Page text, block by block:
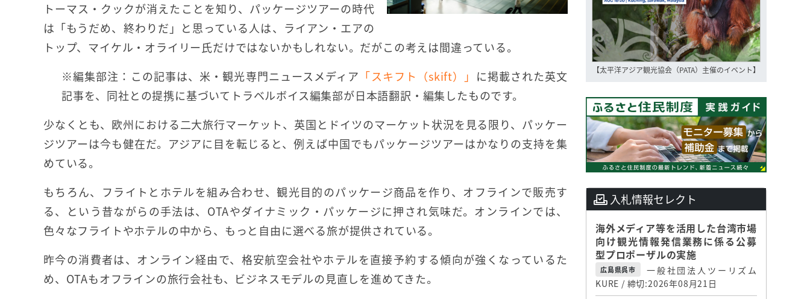
トーマス・クックが消えたことを知り、パッケージツアーの時代
は「もうだめ、終わりだ」と思っている人は、ライアン・エアの
トップ、マイケル・オライリー氏だけではないかもしれない。だがこの考えは間違っている。
※編集部注：この記事は、米・観光専門ニュースメディア 「スキフト（skift）」 に掲載された英文
記事を、同社との提携に基づいてトラベルボイス編集部が日本語翻訳・編集したものです。
少なくとも、欧州における二大旅行マーケット、英国とドイツのマーケット状況を見る限り、パッケー
ジツアーは今も健在だ。アジアに目を転じると、例えば中国でもパッケージツアーはかなりの支持を集
めている。
もちろん、フライトとホテルを組み合わせ、観光目的のパッケージ商品を作り、オフラインで販売す
る、という昔ながらの手法は、OTAやダイナミック・パッケージに押され気味だ。オンラインでは、
色々なフライトやホテルの中から、もっと自由に選べる旅が提供されている。
昨今の消費者は、オンライン経由で、格安航空会社やホテルを直接予約する傾向が強くなっているた
め、OTAもオフラインの旅行会社も、ビジネスモデルの見直しを進めてきた。
【太平洋アジア観光協会（PATA）主催のイベント】
入札情報セレクト
海外メディア等を活用した台湾市場
向け観光情報発信業務に係る公募
型プロポーザルの実施
広島県呉市
一般社団法人ツーリズム
KURE / 締切:2026年08月21日